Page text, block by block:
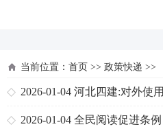
当前位置： 首页 >> 政策快递 >>
2026-01-04 河北四建:对外使
2026-01-04 全民阅读促进条例